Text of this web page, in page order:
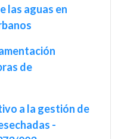
las aguas en
de
a la gestión de
-